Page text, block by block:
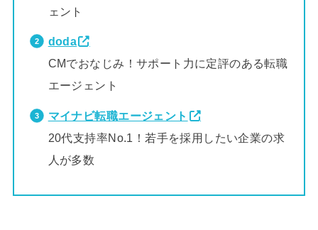
ェント
doda
CMでおなじみ！サポート力に定評のある転職
エージェント
マイナビ転職エージェント
20代支持率No.1！若手を採用したい企業の求
人が多数